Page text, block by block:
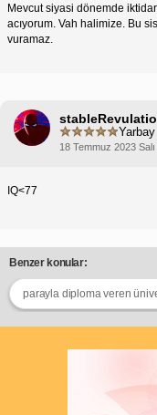
Mevcut siyasi dönemde
acıyorum. Vah halimize. Bu
vuramaz.
Yarbay
18 Temmuz 2023
IQ<77
Benzer konular:
parayla diploma veren